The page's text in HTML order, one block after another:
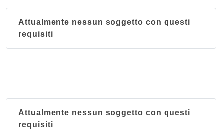
Attualmente nessun soggetto con questi
requisiti
Attualmente nessun soggetto con questi
requisiti